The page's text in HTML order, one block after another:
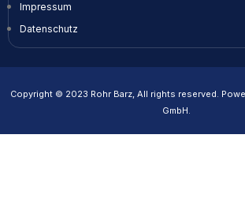
Impressum
Datenschutz
Copyright © 2023 Rohr Barz, All rights reserved.
GmbH.